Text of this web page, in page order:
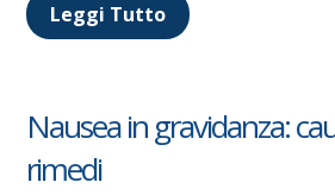
Leggi Tutto
Nausea in gravidanza:
rimedi